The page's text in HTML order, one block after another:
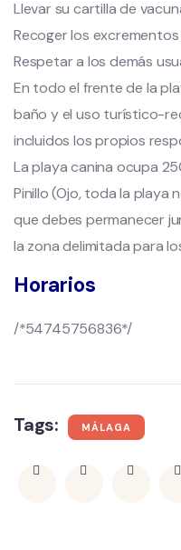
Llevar su cartilla de
Recoger los excrementos
Respetar a los demás
En todo el frente de la
baño y el uso turístico-
incluidos los propios
La playa canina ocupa
Pinillo (Ojo, toda la playa
que debes permanecer
la zona delimitada para
Horarios
/*54745756836*/
Tags: MÁLAGA